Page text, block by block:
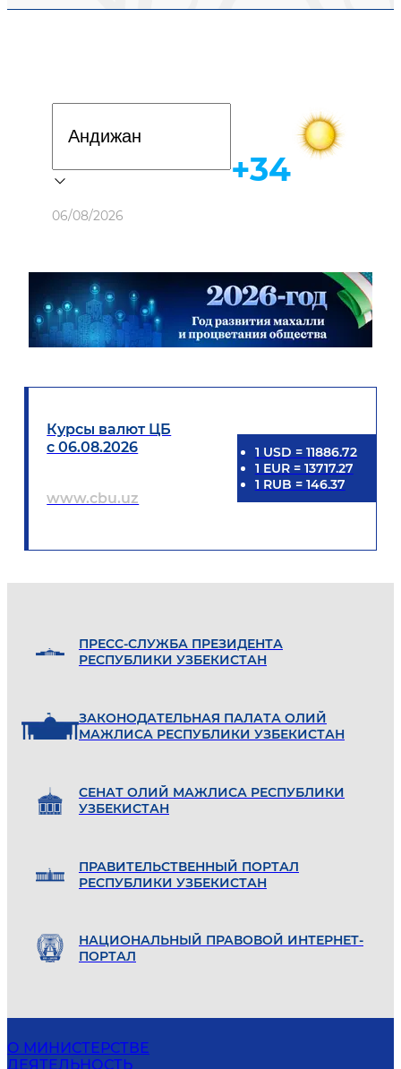
Погода
06/08/2026
+34
Курсы валют ЦБ
с 06.08.2026
www.cbu.uz
1 USD = 11886.72
1 EUR= 13717.27
1 RUB = 146.37
ПРЕСС-СЛУЖБА ПРЕЗИДЕНТА
РЕСПУБЛИКИ УЗБЕКИСТАН
ЗАКОНОДАТЕЛЬНАЯ ПАЛАТА ОЛИЙ
МАЖЛИСА РЕСПУБЛИКИ УЗБЕКИСТАН
СЕНАТ ОЛИЙ МАЖЛИСА РЕСПУБЛИКИ
УЗБЕКИСТАН
ПРАВИТЕЛЬСТВЕННЫЙ ПОРТАЛ
РЕСПУБЛИКИ УЗБЕКИСТАН
НАЦИОНАЛЬНЫЙ ПРАВОВОЙ ИНТЕРНЕТ-
ПОРТАЛ
О МИНИСТЕРСТВЕ
ДЕЯТЕЛЬНОСТЬ